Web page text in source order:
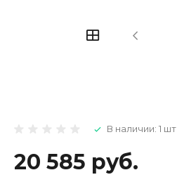
В наличии: 1 шт
20 585 руб.